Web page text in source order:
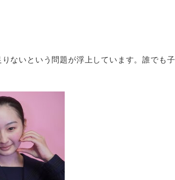
ないという問題が浮上しています。誰でも子